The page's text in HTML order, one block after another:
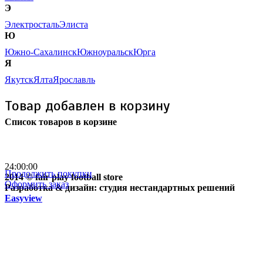
Э
ЭлектростальЭлиста
Ю
Южно-СахалинскЮжноуральскЮрга
Я
ЯкутскЯлтаЯрославль
Товар добавлен в корзину
Список товаров в корзине
Продолжить покупки
Оформить заказ
24:00:00
2014 © fair play football store
Разработка & дизайн: студия нестандартных решений
Easyview